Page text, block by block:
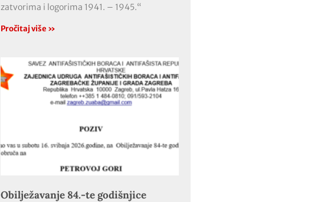
zatvorima i logorima 1941. – 1945.“
Pročitaj više »
Obilježavanje 84.-te godišnjice